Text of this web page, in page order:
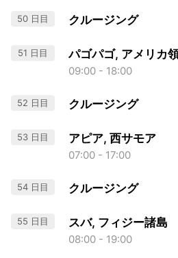
50 日目 クルージング
51 日目 パゴパゴ, アメリカ
09:00 - 18:00
52 日目 クルージング
53 日目 アピア, 西サモア
07:00 - 17:00
54 日目 クルージング
55 日目 スバ, フィジー諸島
08:00 - 19:00